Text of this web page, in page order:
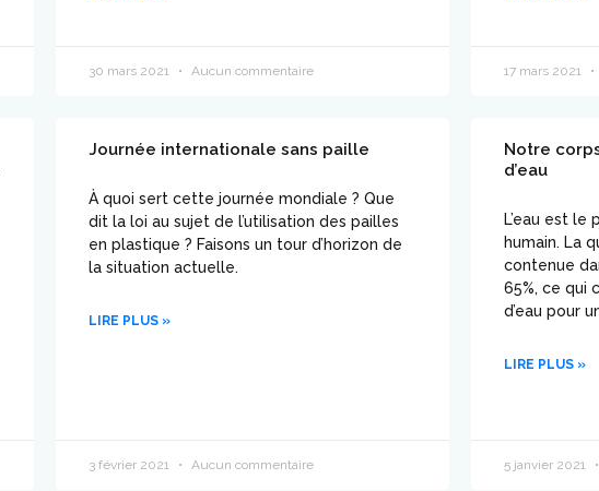
30 mars 2021 Aucun commentaire 17 mars 2021
Journée internationale sans paille
À quoi sert cette journée mondiale ? Que
dit la loi au sujet de l’utilisation des pailles
en plastique ? Faisons un tour d’horizon de
la situation actuelle.
LIRE PLUS »
3 février 2021 Aucun commentaire
Notre
d’eau
L’eau est
humain. La
contenue
65%, ce qui
d’eau pour
LIRE PLUS »
5 janvier 2021